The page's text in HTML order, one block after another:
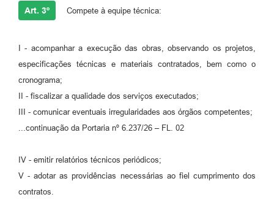
Art. 3º Compete à equipe técnica:
I - acompanhar a execução das obras, observando os projetos,
especificações técnicas e materiais contratados, bem como o
cronograma;
II - fiscalizar a qualidade dos serviços executados;
III - comunicar eventuais irregularidades aos órgãos competentes;
...continuação da Portaria nº 6.237/26 – FL. 02
IV - emitir relatórios técnicos periódicos;
V - adotar as providências necessárias ao fiel cumprimento dos
contratos.